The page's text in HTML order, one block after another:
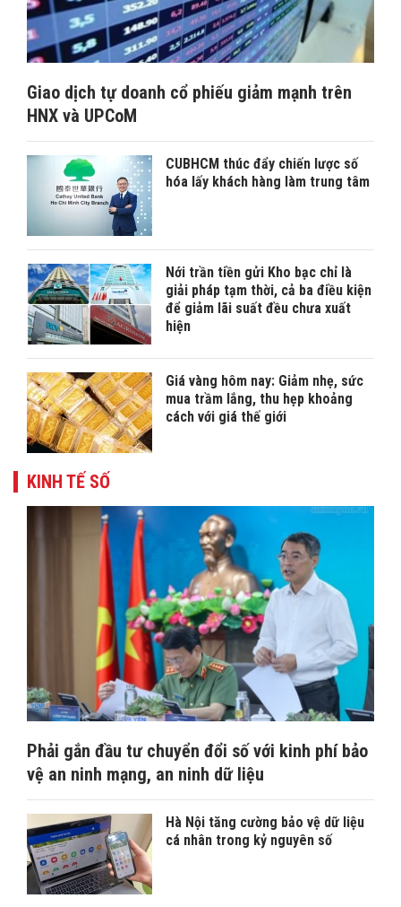
Giao dịch tự doanh cổ phiếu giảm mạnh trên
HNX và UPCoM
CUBHCM thúc đẩy chiến lược số
hóa lấy khách hàng làm trung tâm
Nới trần tiền gửi Kho bạc chỉ là
giải pháp tạm thời, cả ba điều kiện
để giảm lãi suất đều chưa xuất
hiện
Giá vàng hôm nay: Giảm nhẹ, sức
mua trầm lắng, thu hẹp khoảng
cách với giá thế giới
KINH TẾ SỐ
Phải gắn đầu tư chuyển đổi số với kinh phí bảo
vệ an ninh mạng, an ninh dữ liệu
Hà Nội tăng cường bảo vệ dữ liệu
cá nhân trong kỷ nguyên số